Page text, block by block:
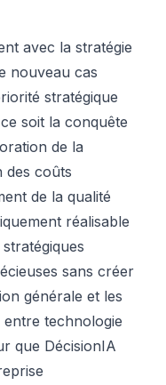
avec la stratégie
nouveau cas
stratégique
soit la conquête
de la
des coûts
de la qualité
réalisable
sans créer
générale et les
technologie
que DécisionIA